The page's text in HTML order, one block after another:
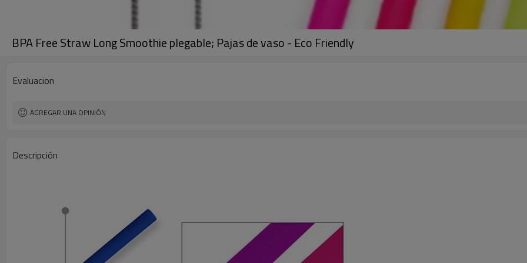
BPA Free Straw Long Smoothie plegable; Pajas de vaso - Eco Friendly
Evaluacion
AGREGAR UNA OPINIÓN
Descripción